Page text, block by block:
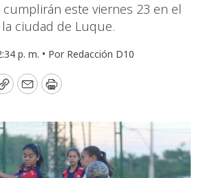
este viernes 23 en el
ciudad de Luque.
p. m. • Por Redacción D10
CopyEmailPrint